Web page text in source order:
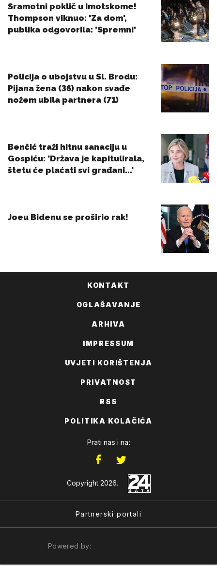
KONTAKT
OGLAŠAVANJE
ARHIVA
IMPRESSUM
UVJETI KORIŠTENJA
PRIVATNOST
RSS
POLITIKA KOLAČIĆA
Prati nas i na:
Copyright 2026.
Partnerski portali
Powered by: